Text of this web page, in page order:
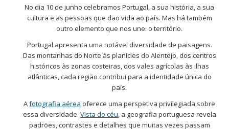
No dia 10 de junho celebramos Portugal, a sua história, a sua
cultura e as pessoas que dão vida ao país. Mas há também
outro elemento que nos une: o território.
Portugal apresenta uma notável diversidade de paisagens.
Das montanhas do Norte às planícies do Alentejo, dos centros
históricos às zonas costeiras, dos vales agrícolas às ilhas
atlânticas, cada região contribui para a identidade única do
país.
Afotografia aérea oferece uma perspetiva privilegiada sobre
essa diversidade. Vista do céu, a geografia portuguesa revela
padrões, contrastes e detalhes que muitas vezes passam